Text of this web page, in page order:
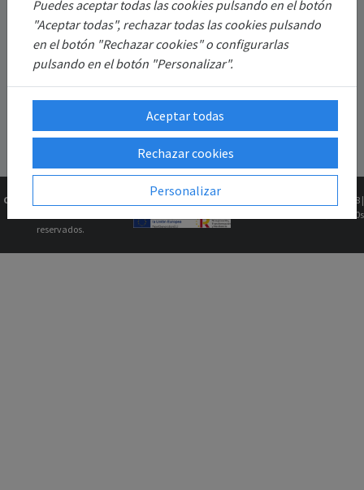
Sobre Nosotros
Copyright © 2026
reservados.
2.81.5+1b46211f68 |
0.0690s
Puedes aceptar todas las cookies pulsando en el botón
"Aceptar todas", rechazar todas las cookies pulsando
en el botón "Rechazar cookies" o configurarlas
pulsando en el botón "Personalizar".
Aceptar todas
Rechazar cookies
Personalizar